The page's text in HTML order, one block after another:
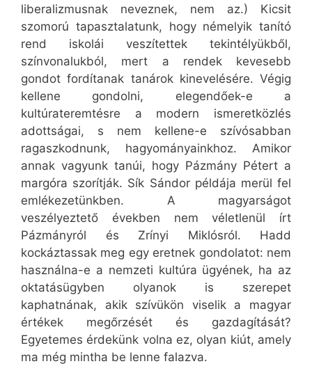
liberalizmusnak neveznek, nem az.) Kicsit
szomorú tapasztalatunk, hogy némelyik tanító
rend iskolái veszítettek tekintélyükből,
színvonalukból, mert a rendek kevesebb
gondot fordítanak tanárok kinevelésére. Végig
kellene gondolni, elegendőek-e a
kultúrateremtésre a modern ismeretközlés
adottságai, s nem kellene-e szívósabban
ragaszkodnunk, hagyományainkhoz. Amikor
annak vagyunk tanúi, hogy Pázmány Pétert a
margóra szorítják. Sík Sándor példája merül fel
emlékezetünkben. A magyarságot
veszélyeztető években nem véletlenül írt
Pázmányról és Zrínyi Miklósról. Hadd
kockáztassak meg egy eretnek gondolatot: nem
használna-e a nemzeti kultúra ügyének, ha az
oktatásügyben olyanok is szerepet
kaphatnának, akik szívükön viselik a magyar
értékek megőrzését és gazdagítását?
Egyetemes érdekünk volna ez, olyan kiút, amely
ma még mintha be lenne falazva.